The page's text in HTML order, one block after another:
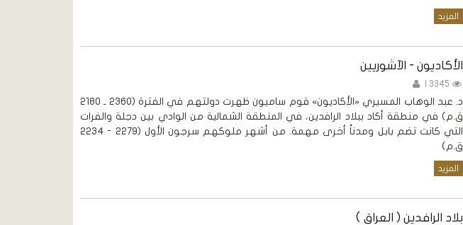
المزيد
الأكاديون - الآشوريين
د. عبد الوهاب المسيري «الأكاديون» قوم ساميون ظهرت دولتهم في الفترة (2360 ـ 2180
ق.م) في منطقة أكاد ببلاد الرافدين، في المنطقة الشمالية من الوادي بين دجلة والفرات
التي كانت تضم بابل ومدناً أخرى مهمة. من أشهر ملوكهم سرجون الأول (2279 - 2234
ق.م)
المزيد
بلاد الرافدين ( العراق )